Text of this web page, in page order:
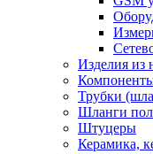
Изделия из
Трубки
Шланги
Штуцеры
Керамика,